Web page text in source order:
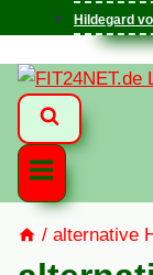
Hildegard
/ alternative